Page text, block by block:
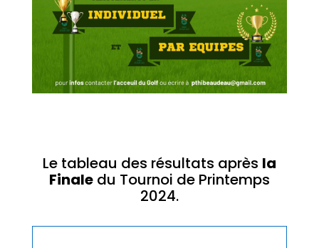
Le tableau des résultats après la
Finaledu Tournoi de Printemps
2024.